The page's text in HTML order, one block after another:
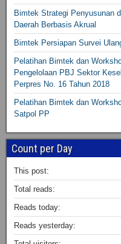
Bimtek Strategi Penyusunan
Daerah Berbasis Akrual
Bimtek Persiapan Survei
Pelatihan Bimtek dan
Pengelolaan PBJ Sektor
Perpres No. 16 Tahun 2018
Pelatihan Bimtek dan
Satpol PP
Count per Day
This post:
Total reads:
Reads today:
Reads yesterday: